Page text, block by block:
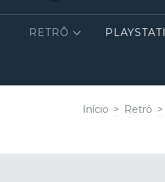
RETRÔ
Início > Retrô >